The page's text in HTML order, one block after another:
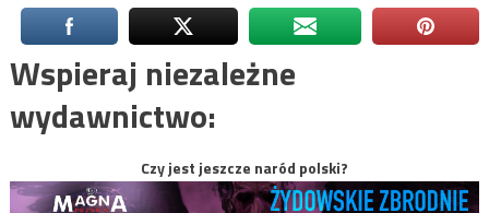
Wspieraj niezależne
wydawnictwo:
Czy jest jeszcze naród polski?